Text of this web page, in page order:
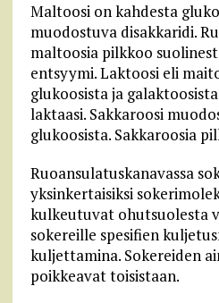
Maltoosi on kahdesta
muodostuva disakkaridi.
maltoosia pilkkoo
entsyymi. Laktoosi eli
glukoosista ja
laktaasi. Sakkaroosi
glukoosista. Sakkaroosia
Ruoansulatuskanavassa
yksinkertaisiksi
kulkeutuvat ohutsuolesta
sokereille spesifien
kuljettamina. Sokereiden
poikkeavat toisistaan.